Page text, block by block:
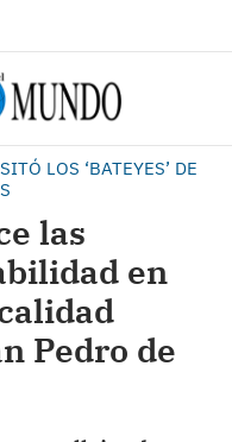
LOS ‘BATEYES’ DE
las
en
Pedro de